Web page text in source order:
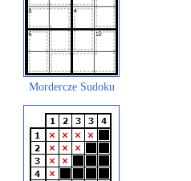
Mordercze Sudoku